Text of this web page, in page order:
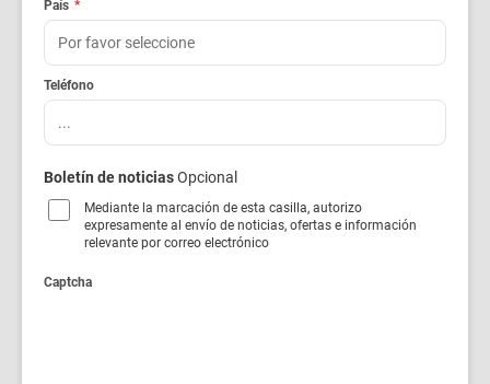
País *
Teléfono
Boletín de noticiasOpcional
Mediante la marcación de esta casilla, autorizo
expresamente al envío de noticias, ofertas e información
relevante por correo electrónico
Captcha